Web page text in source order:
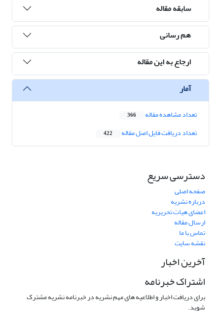
سابقه مقاله
هم رسانی
ارجاع به این مقاله
آمار
تعداد مشاهده مقاله 366
تعداد دریافت فایل اصل مقاله 422
دسترسی سریع
صفحه اصلی
درباره نشریه
اعضای هیات تحریریه
ارسال مقاله
تماس با ما
نقشه سایت
آخرین اخبار
اشتراک خبرنامه
برای دریافت اخبار و اطلاعیه های مهم نشریه در خبرنامه نشریه مشترک
شوید.